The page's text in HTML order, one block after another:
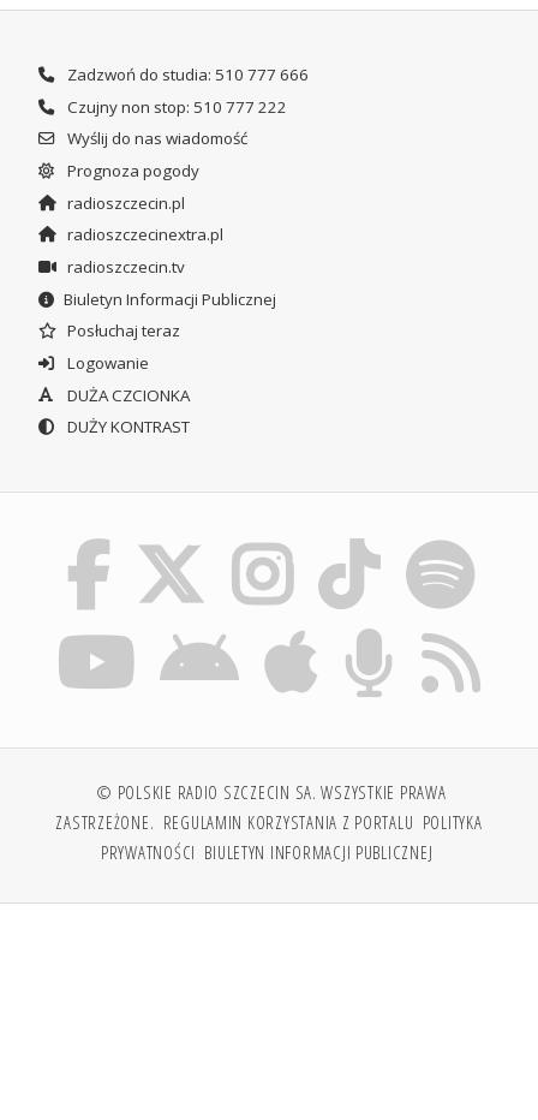
Zadzwoń do studia: 510 777 666
Czujny non stop: 510 777 222
Wyślij do nas wiadomość
Prognoza pogody
radioszczecin.pl
radioszczecinextra.pl
radioszczecin.tv
Biuletyn Informacji Publicznej
Posłuchaj teraz
Logowanie
DUŻA CZCIONKA
DUŻY KONTRAST
© POLSKIE RADIO SZCZECIN SA. WSZYSTKIE PRAWA
ZASTRZEŻONE. REGULAMIN KORZYSTANIA Z PORTALU POLITYKA
PRYWATNOŚCI BIULETYN INFORMACJI PUBLICZNEJ